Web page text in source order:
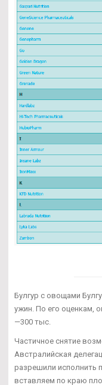
Булгур с овощами
ужин. По его оценкам,
—300 тыс.
Частичное снятие
Австралийская
разрешили исполнить
вставляем по краю